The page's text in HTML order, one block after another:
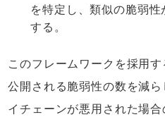
を特定し、類似の脆弱
する。
このフレームワークを採用
公開される脆弱性の数を減
イチェーンが悪用された場